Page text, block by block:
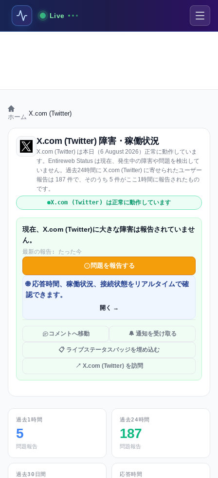
Live
ホーム X.com (Twitter)
X.com (Twitter) 障害・稼働状況
X.com (Twitter) は本日（6 August 2026）正常に動作していま
す。Entireweb Status は現在、発生中の障害や問題を検出して
いません。過去24時間に X.com (Twitter) に寄せられたユーザー
報告は 187 件で、そのうち 5 件がここ1時間に報告されたもの
です。
X.com (Twitter) は正常に動作しています
現在、X.com (Twitter)に大きな障害は報告されていませ
ん。
最新の報告: たった今
問題を報告する
🌐 応答時間、稼働状況、接続状態をリアルタイムで確
認できます。
開く →
コメントへ移動 🔔 通知を受け取る
📋 ライブステータスバッジを埋め込む
↗ X.com (Twitter) を訪問
過去1時間
5
問題報告
過去24時間
187
問題報告
過去30日間 応答時間